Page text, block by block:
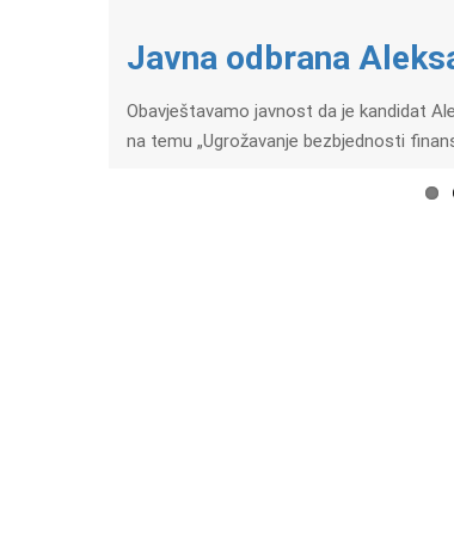
Javna odbrana
Obavještavamo javnost da je kandidat
na temu „Ugrožavanje bezbjednosti